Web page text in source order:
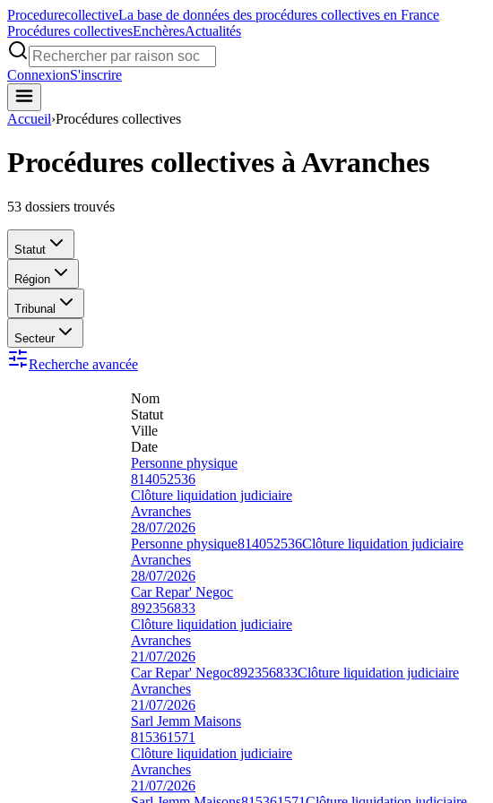
ProcedurecollectiveLa base de données des procédures collectives en France
Procédures collectivesEnchèresActualités
ConnexionS'inscrire
Accueil›Procédures collectives
Procédures collectives à Avranches
53 dossiers trouvés
Statut
Région
Tribunal
Secteur
Recherche avancée
Nom
Statut
Ville
Date
Personne physique
814052536
Clôture liquidation judiciaire
Avranches
28/07/2026
Personne physique814052536Clôture liquidation judiciaire
Avranches
28/07/2026
Car Repar' Negoc
892356833
Clôture liquidation judiciaire
Avranches
21/07/2026
Car Repar' Negoc892356833Clôture liquidation judiciaire
Avranches
21/07/2026
Sarl Jemm Maisons
815361571
Clôture liquidation judiciaire
Avranches
21/07/2026